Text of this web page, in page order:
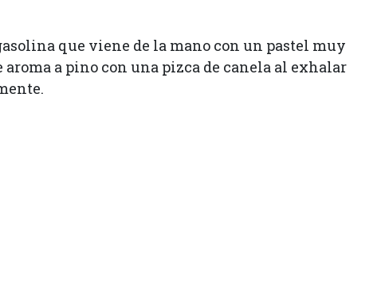
que viene de la mano con un pastel muy
a pino con una pizca de canela al exhalar